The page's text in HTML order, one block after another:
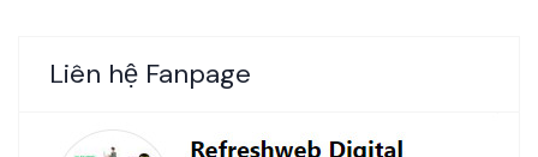
Liên hệ Fanpage